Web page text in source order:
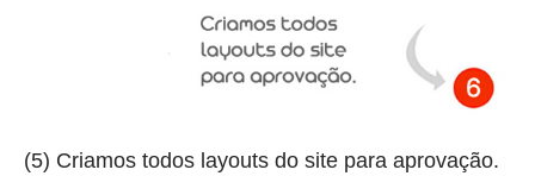
(5) Criamos todos layouts do site para aprovação.